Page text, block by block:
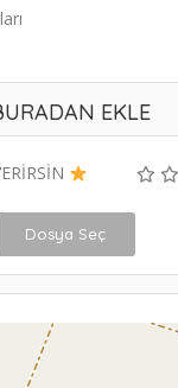
EKLE
Dosya Seç